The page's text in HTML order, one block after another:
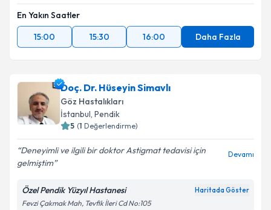
En Yakın Saatler
15:00
15:30 16:00 Daha Fazla
Doç. Dr. Hüseyin Simavlı
Göz Hastalıkları
İstanbul, Pendik
5 (1 Değerlendirme)
Deneyimli ve ilgili bir doktor Astigmat tedavisi için
gelmiştim
Devamı
Özel Pendik Yüzyıl Hastanesi Haritada Göster
Fevzi Çakmak Mah, Tevfik İleri Cd No:105